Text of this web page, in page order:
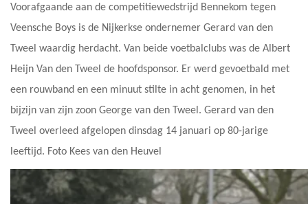
Voorafgaande aan de competitiewedstrijd Bennekom tegen
Veensche Boys is de Nijkerkse ondernemer Gerard van den
Tweel waardig herdacht. Van beide voetbalclubs was de Albert
Heijn Van den Tweel de hoofdsponsor. Er werd gevoetbald met
een rouwband en een minuut stilte in acht genomen, in het
bijzijn van zijn zoon George van den Tweel. Gerard van den
Tweel overleed afgelopen dinsdag 14 januari op 80-jarige
leeftijd. Foto Kees van den Heuvel